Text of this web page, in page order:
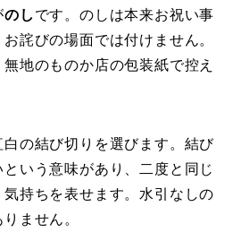
のし です。のしは本来お祝い事
詫びの場面では付けません。
地のものか店の包装紙で控え
の結び切りを選びます。結び
いう意味があり、二度と同じ
持ちを表せます。水引なしの
ません。